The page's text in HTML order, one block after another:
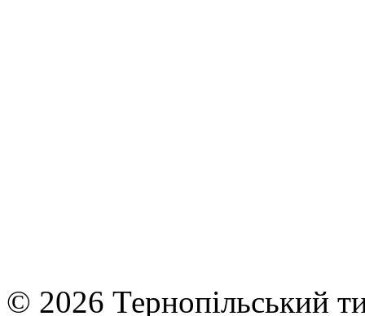
© 2026 Тернопільський